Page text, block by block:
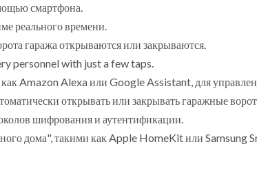
смартфона.
реального времени.
гаража открываются или закрываются.
personnel with just a few taps.
Amazon Alexa или Google Assistant, для
открывать или закрывать гаражные
шифрования и аутентификации.
дома", такими как Apple HomeKit или Samsung